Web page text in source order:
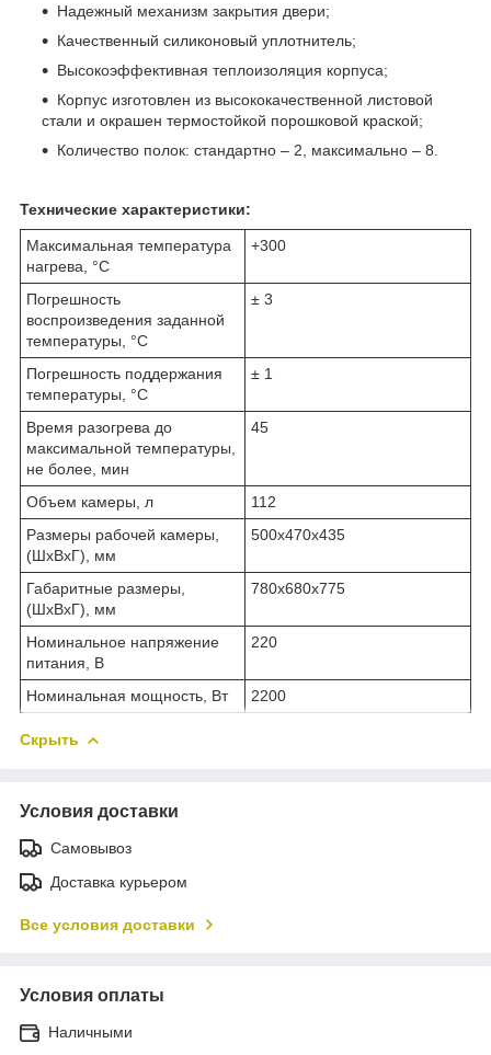
Надежный механизм закрытия двери;
Качественный силиконовый уплотнитель;
Высокоэффективная теплоизоляция корпуса;
Корпус изготовлен из высококачественной листовой
стали и окрашен термостойкой порошковой краской;
Количество полок: стандартно – 2, максимально – 8.
Технические характеристики:
Максимальная температура
нагрева, °С
+300
Погрешность
воспроизведения заданной
температуры, °С
± 3
Погрешность поддержания
температуры, °С
± 1
Время разогрева до
максимальной температуры,
не более, мин
45
Объем камеры, л
112
Размеры рабочей камеры,
(ШхВхГ), мм
500х470х435
Габаритные размеры,
(ШхВхГ), мм
780х680х775
Номинальное напряжение
питания, В
220
Номинальная мощность, Вт 2200
Скрыть
Условия доставки
Самовывоз
Доставка курьером
Все условия доставки
Условия оплаты
Наличными